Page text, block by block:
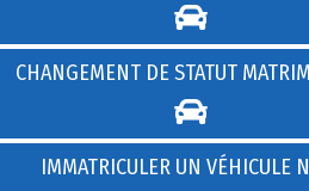
CHANGEMENT DE STATUT
IMMATRICULER UN VÉHICULE